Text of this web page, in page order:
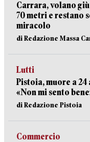
Carrara, volano
70 metri e restano
miracolo
di Redazione Massa
Lutti
Pistoia, muore a
«Non mi sento
di Redazione Pistoia
Commercio